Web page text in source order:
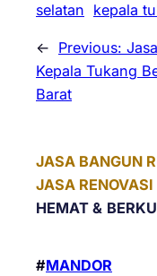
selatan kepala
← Previous: Jasa
Kepala Tukang
Barat
JASA BANGUN
JASA
HEMAT &
#MANDOR